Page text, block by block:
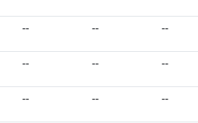
-- -- --
-- -- --
-- -- --